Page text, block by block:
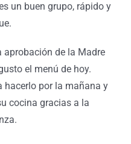
un buen grupo, rápido y
de la Madre
el menú de hoy.
hacerlo por la mañana y
cocina gracias a la